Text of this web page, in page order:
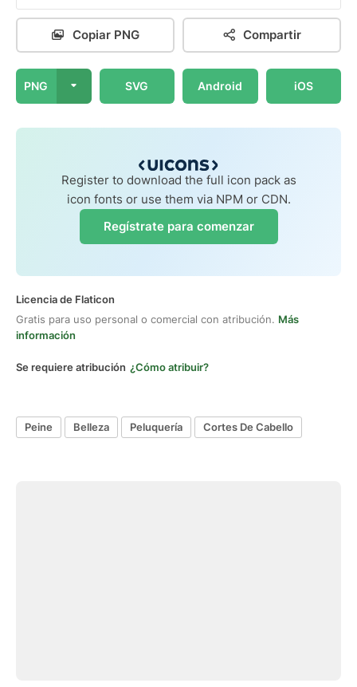
Copiar PNG Compartir
PNG SVG Android iOS
Register to download the full icon pack as
icon fonts or use them via NPM or CDN.
Regístrate para comenzar
Licencia de Flaticon
Gratis para uso personal o comercial con atribución. Más
información
Se requiere atribución ¿Cómo atribuir?
Peine Belleza Peluquería Cortes De Cabello